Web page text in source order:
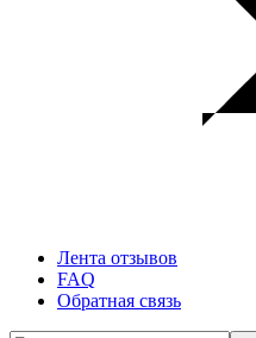
Лента отзывов
FAQ
Обратная связь